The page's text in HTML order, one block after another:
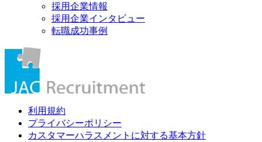
採用企業情報
採用企業インタビュー
転職成功事例
利用規約
プライバシーポリシー
カスタマーハラスメントに対する基本方針